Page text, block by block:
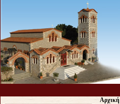
Αρχική